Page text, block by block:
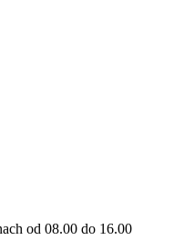
od 08.00 do 16.00